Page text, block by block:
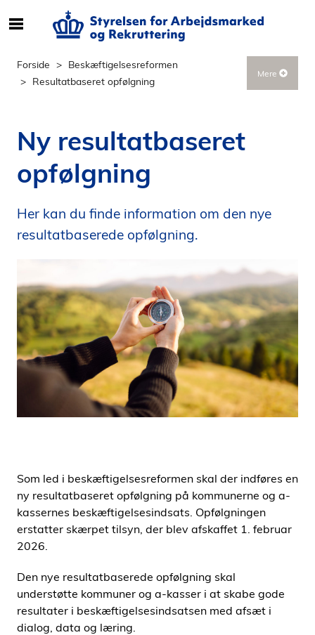
e
r
n
h
l
å
s
i
e
Forside
Beskæftigelsesreformen
Resultatbaseret opfølgning
Mere
Ny resultatbaseret
opfølgning
Her kan du finde information om den nye
resultatbaserede opfølgning.
Som led i beskæftigelsesreformen skal der indføres en
ny resultatbaseret opfølgning på kommunerne og a-
kassernes beskæftigelsesindsats. Opfølgningen
erstatter skærpet tilsyn, der blev afskaffet 1. februar
2026.
Den nye resultatbaserede opfølgning skal
understøtte kommuner og a-kasser i at skabe gode
resultater i beskæftigelsesindsatsen med afsæt i
dialog, data og læring.